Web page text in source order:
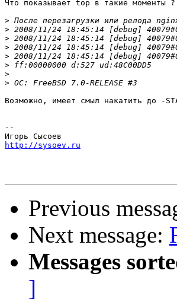
Что показывает top в такие моменты ?
>
>
>
>
>
>
>
>
Возможно, имеет смыл накатить до -
--
http://sysoev.ru
Previous
Next message:
Messages
]